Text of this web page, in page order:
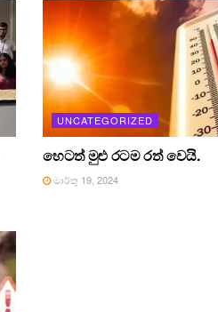
UNCATEGORIZED
හෙටත් මුළු රටම රත් වෙයි.
මාර්තු 19, 2024